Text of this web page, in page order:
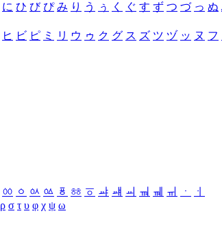
に ひ び ぴ み り う ぅ く ぐ す ず つ づ っ ぬ
ヒ ビ ピ ミ リ ウ ゥ ク グ ス ズ ツ ヅ ッ ヌ フ
ㆀ ㆁ ㆂ ㆃ ㆄ ㆅ ㆆ ㆇ ㆈ ㆉ ㆊ ㆋ ㆌ ㆍ
ㆎ
ρ σ τ υ φ χ ψ ω